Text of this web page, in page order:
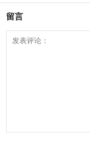
留言